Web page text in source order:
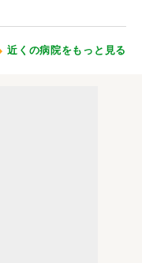
近くの病院をもっと見る